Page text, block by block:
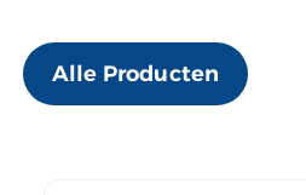
Alle Producten